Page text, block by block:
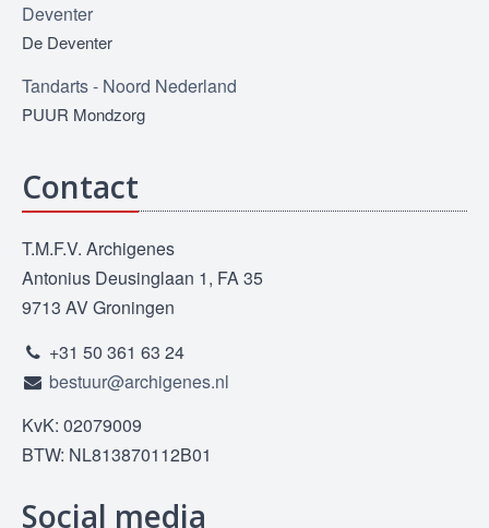
Deventer
De Deventer
Tandarts - Noord Nederland
PUUR Mondzorg
Contact
T.M.F.V. Archigenes
Antonius Deusinglaan 1, FA 35
9713 AV Groningen
+31 50 361 63 24
bestuur@archigenes.nl
KvK: 02079009
BTW: NL813870112B01
Social media